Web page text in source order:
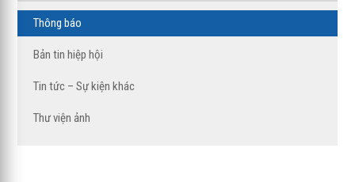
Thông báo
Bản tin hiệp hội
Tin tức – Sự kiện khác
Thư viện ảnh